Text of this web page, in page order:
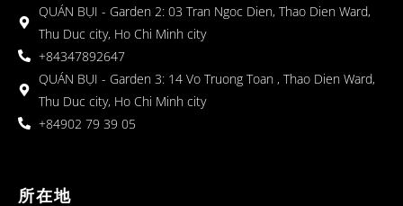
QUÁN BỤI - Garden 2: 03 Tran Ngoc Dien, Thao Dien Ward,
Thu Duc city, Ho Chi Minh city
+84347892647
QUÁN BỤI - Garden 3: 14 Vo Truong Toan , Thao Dien Ward,
Thu Duc city, Ho Chi Minh city
+84902 79 39 05
所在地